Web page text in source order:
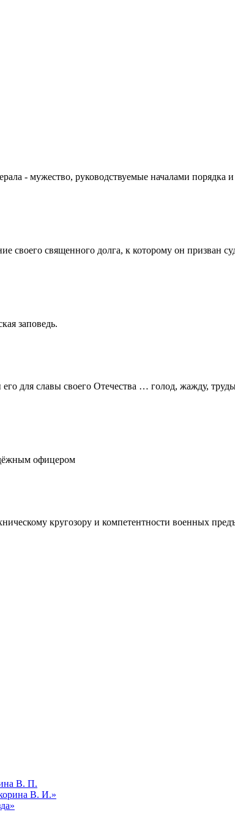
- мужество, руководствуемые началами
своего священного долга, к которому он призван
заповедь.
для славы своего Отечества … голод, жажду,
офицером
кругозору и компетентности военных
В. П.
В. И.»